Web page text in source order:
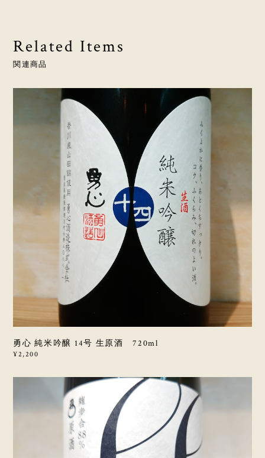
Related Items
関連商品
勇心 純米吟醸 14号 生原酒 720ml
¥2,200